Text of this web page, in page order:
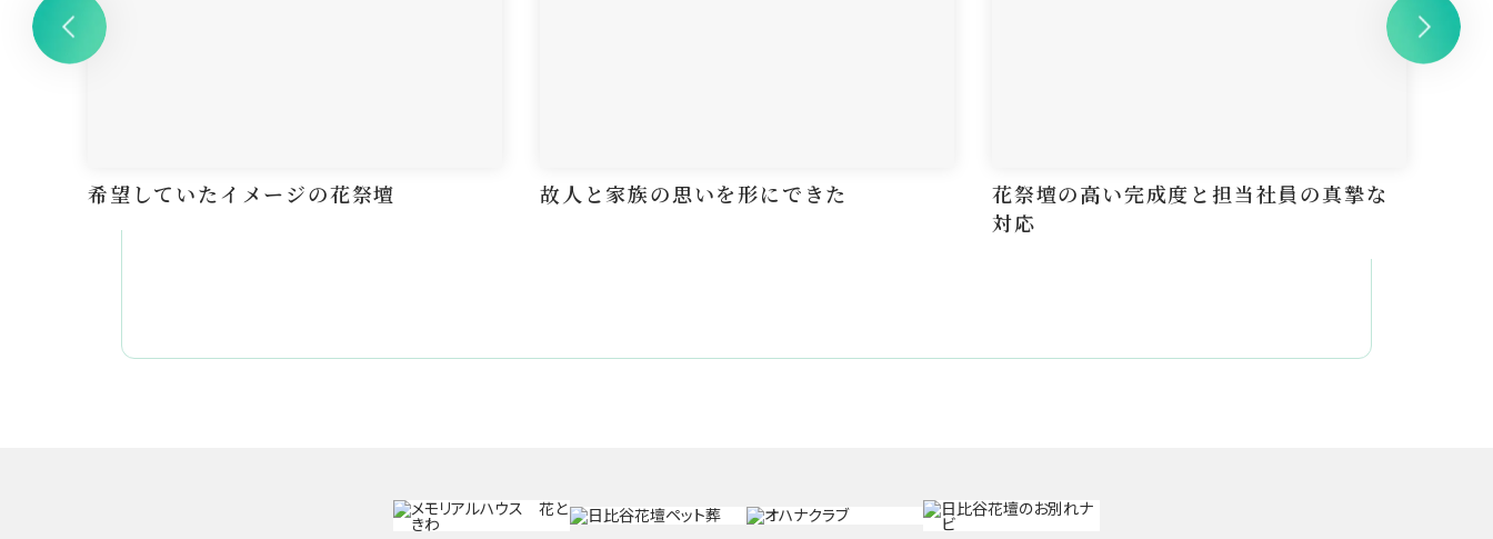
希望していたイメージの花祭壇 故人と家族の思いを形にできた
花祭壇の高い完成度と担当社員の真摯な
対応